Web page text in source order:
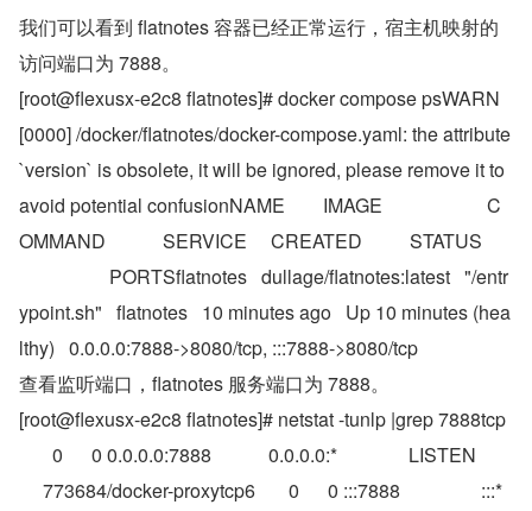
我们可以看到 flatnotes 容器已经正常运行，宿主机映射的
访问端口为 7888。
[root@flexusx-e2c8 flatnotes]# docker compose psWARN
[0000] /docker/flatnotes/docker-compose.yaml: the attribute
`version` is obsolete, it will be ignored, please remove it to
avoid potential confusionNAME        IMAGE                      C
OMMAND            SERVICE     CREATED          STATUS
PORTSflatnotes   dullage/flatnotes:latest   "/entr
ypoint.sh"   flatnotes   10 minutes ago   Up 10 minutes (hea
lthy)   0.0.0.0:7888->8080/tcp, :::7888->8080/tcp
查看监听端口，flatnotes 服务端口为 7888。
[root@flexusx-e2c8 flatnotes]# netstat -tunlp |grep 7888tcp
0      0 0.0.0.0:7888            0.0.0.0:*               LISTEN
773684/docker-proxytcp6       0      0 :::7888                 :::*